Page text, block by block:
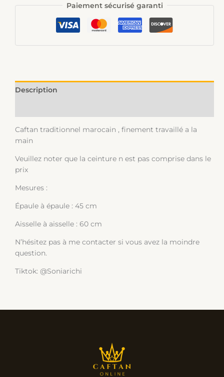
Paiement sécurisé garanti
Description
Caftan traditionnel marocain , finement travaillé a la
main
Veuillez noter que la ceinture n est pas comprise dans le
prix
Mesures :
Épaule à épaule : 45 cm
Aisselle à aisselle : 60 cm
N’hésitez pas à me contacter si vous avez la moindre
question.
Tiktok: @Soniarichi